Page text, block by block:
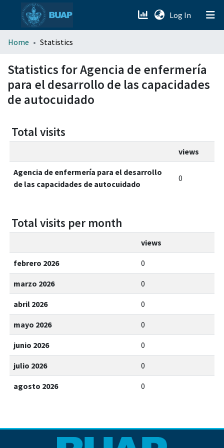
Log In (current)
menu.section.about_menu
All of DSpace
Home Statistics
Statistics for Agencia de enfermería
para el desarrollo de las capacidades
de autocuidado
Total visits
views
Agencia de enfermería para el desarrollo
de las capacidades de autocuidado
0
Total visits per month
views
febrero 2026 0
marzo 2026 0
abril 2026 0
mayo 2026 0
junio 2026 0
julio 2026 0
agosto 2026 0